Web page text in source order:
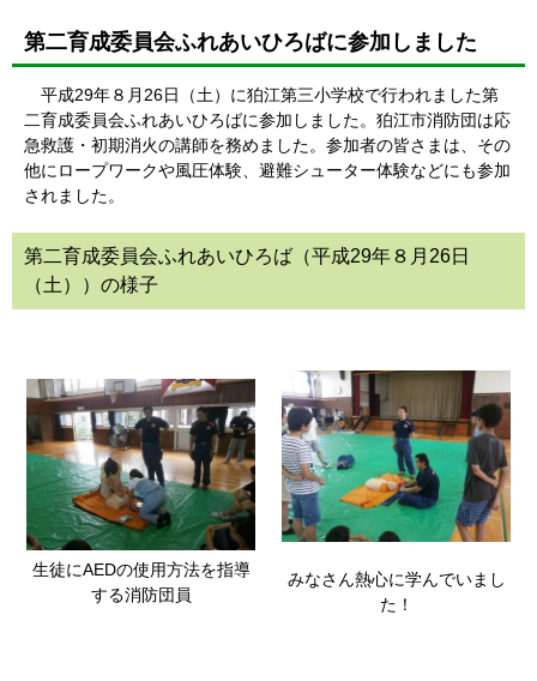
第二育成委員会ふれあいひろばに参加しました
平成29年８月26日（土）に狛江第三小学校で行われました第
二育成委員会ふれあいひろばに参加しました。狛江市消防団は応
急救護・初期消火の講師を務めました。参加者の皆さまは、その
他にロープワークや風圧体験、避難シューター体験などにも参加
されました。
第二育成委員会ふれあいひろば（平成29年８月26日
（土））の様子
生徒にAEDの使用方法を指導
する消防団員
みなさん熱心に学んでいまし
た！